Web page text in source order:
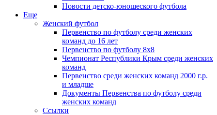
Новости детско-юношеского футбола
Еще
Женский футбол
Первенство по футболу среди женских
команд до 16 лет
Первенство по футболу 8х8
Чемпионат Республики Крым среди женских
команд
Первенство среди женских команд 2000 г.р.
и младше
Документы Первенства по футболу среди
женских команд
Ссылки